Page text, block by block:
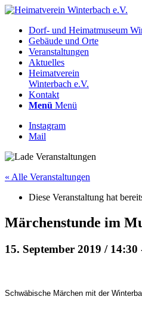
Dorf- und Heimatmuseum
Gebäude und Orte
Veranstaltungen
Aktuelles
Heimatverein
Winterbach e.V.
Kontakt
Menü Menü
Instagram
Mail
« Alle Veranstaltungen
Diese Veranstaltung hat
Märchenstunde im
15. September 2019 / 14:30
Schwäbische Märchen mit der